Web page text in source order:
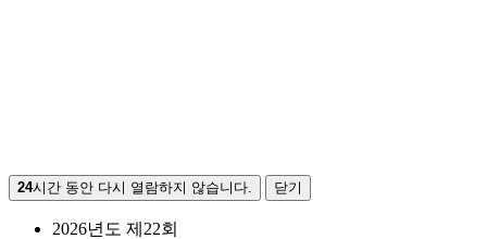
24시간 동안 다시 열람하지 않습니다. 닫기
2026년도 제22회